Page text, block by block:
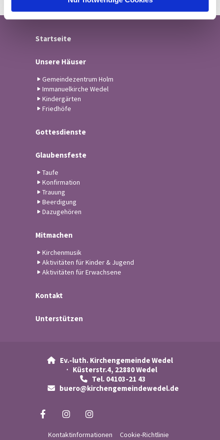
Startseite
Unsere Häuser
Gemeindezentrum Holm
Immanuelkirche Wedel
Kindergärten
Friedhöfe
Gottesdienste
Glaubensfeste
Taufe
Konfirmation
Trauung
Beerdigung
Dazugehören
Mitmachen
Kirchenmusik
Aktivitäten für Kinder & Jugend
Aktivitäten für Erwachsene
Kontakt
Unterstützen

Ev.-luth. Kirchengemeinde Wedel
· Küsterstr.4, 22880 Wedel
 Tel. 04103-21 43
buero@kirchengemeindewedel.de
Kontaktinformationen Cookie-Richtlinie